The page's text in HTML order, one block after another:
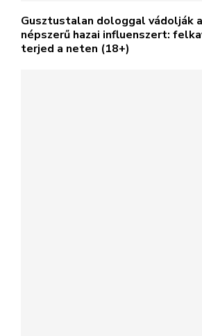
Gusztustalan dologgal vádolják
népszerű hazai influenszert:
terjed a neten (18+)